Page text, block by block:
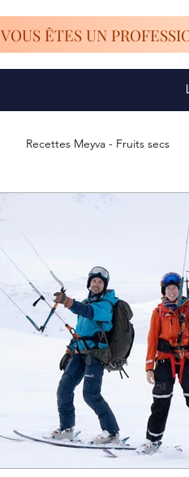
VOUS ÊTES UN
Recettes Meyva - Fruits secs